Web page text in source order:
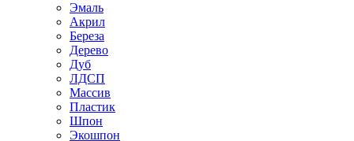
Эмаль
Акрил
Береза
Дерево
Дуб
ЛДСП
Массив
Пластик
Шпон
Экошпон